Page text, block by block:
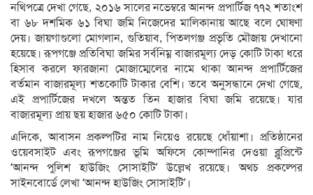
নথিপত্রে দেখা গেছে, ২০১৬ সালের নভেম্বরে আনন্দ প্রপার্টিজ ৭৭২ শতাংশ
বা ৬৮ দশমিক ৬১ বিঘা জমি নিজেদের মালিকানায় আছে বলে ঘোষণা
দেয়। জায়গাগুলো মোগলান, গুতিয়াব, পিতলগঞ্জ প্রভৃতি মৌজায় দেখানো
হয়েছে। রূপগঞ্জে প্রতিবিঘা জমির সর্বনিম্ন বাজারমূল্য দেড় কোটি টাকা ধরে
হিসাব করলে ফারজানা মোজাম্মেলের নামে থাকা আনন্দ প্রপার্টিজের
বর্তমান বাজারমূল্য শতকোটি টাকার বেশি। তবে অনুসন্ধানে দেখা গেছে,
এই প্রপার্টিজের দখলে অন্তত তিন হাজার বিঘা জমি রয়েছে। যার
বাজারমূল্য প্রায় ছয় হাজার ৬৫০ কোটি টাকা।
এদিকে, আবাসন প্রকল্পটির নাম নিয়েও রয়েছে ধোঁয়াশা। প্রতিষ্ঠানের
ওয়েবসাইট এবং রূপগঞ্জের ভূমি অফিসে কোম্পানির দেওয়া ব্লুপ্রিন্টে
‘আনন্দ পুলিশ হাউজিং সোসাইটি’ উল্লেখ রয়েছে। অথচ প্রকল্পের
সাইনবোর্ডে লেখা ‘আনন্দ হাউজিং সোসাইটি’।